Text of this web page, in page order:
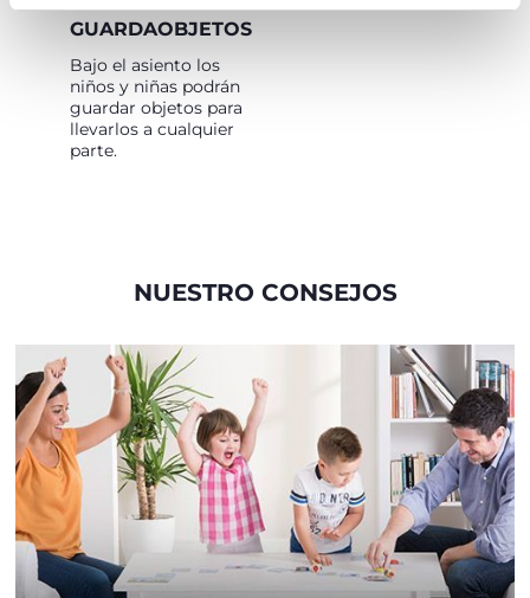
GUARDAOBJETOS
Bajo el asiento los
niños y niñas podrán
guardar objetos para
llevarlos a cualquier
parte.
NUESTRO CONSEJOS